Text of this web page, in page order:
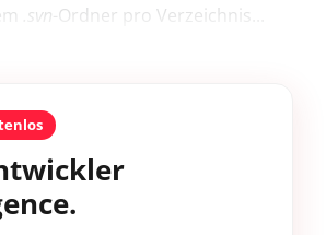
.svn -Ordner pro Verzeichnis...